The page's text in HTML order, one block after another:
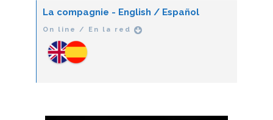
La compagnie - English / Español
On line / En la red